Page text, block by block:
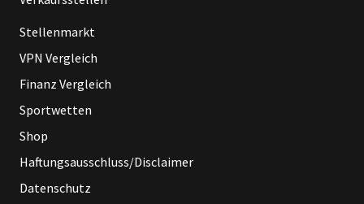
Stellenmarkt
VPN Vergleich
Finanz Vergleich
Sportwetten
Shop
Haftungsausschluss/Disclaimer
Datenschutz